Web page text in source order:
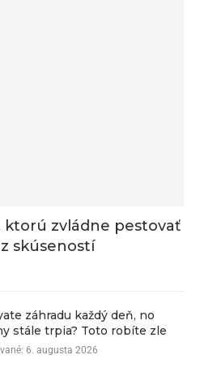
ktorú zvládne pestovať
skúseností
záhradu každý deň, no
stále trpia? Toto robíte zle
6. augusta 2026